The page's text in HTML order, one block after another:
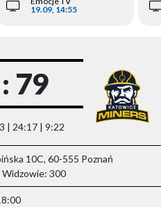
19.09, 14:55
79
| 24:17 | 9:22
10C, 60-555 Poznań
Widzowie: 300